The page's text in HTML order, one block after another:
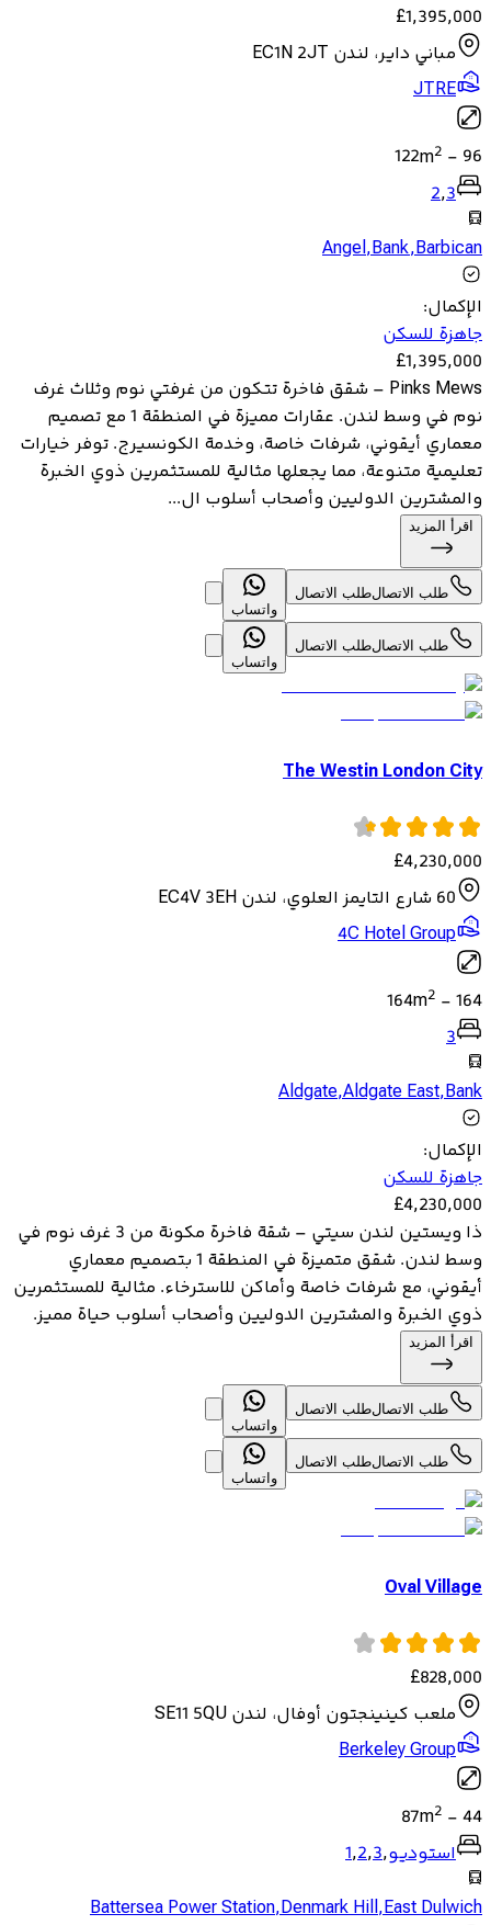
£1,395,000
مباني داير، لندن EC1N 2JT
JTRE
96
-
122m2
2,3
Angel,Bank,Barbican
الإكمال:
جاهزة للسكن
£1,395,000
Pinks Mews – شقق فاخرة تتكون من غرفتي نوم وثلاث غرف
نوم في وسط لندن. عقارات مميزة في المنطقة 1 مع تصميم
معماري أيقوني، شرفات خاصة، وخدمة الكونسيرج. توفر خيارات
تعليمية متنوعة، مما يجعلها مثالية للمستثمرين ذوي الخبرة
والمشترين الدوليين وأصحاب أسلوب ال...
اقرأ المزيد
طلب الاتصالطلب الاتصال
واتساب
طلب الاتصالطلب الاتصال
واتساب
The Westin London City
£4,230,000
60 شارع التايمز العلوي، لندن EC4V 3EH
4C Hotel Group
164
-
164m2
3
Aldgate,Aldgate East,Bank
الإكمال:
جاهزة للسكن
£4,230,000
ذا ويستين لندن سيتي – شقة فاخرة مكونة من 3 غرف نوم في
وسط لندن. شقق متميزة في المنطقة 1 بتصميم معماري
أيقوني، مع شرفات خاصة وأماكن للاسترخاء. مثالية للمستثمرين
ذوي الخبرة والمشترين الدوليين وأصحاب أسلوب حياة مميز.
اقرأ المزيد
طلب الاتصالطلب الاتصال
واتساب
طلب الاتصالطلب الاتصال
واتساب
Oval Village
£828,000
ملعب كينينجتون أوفال، لندن SE11 5QU
Berkeley Group
44
-
87m2
استوديو,
1,2,3
Battersea Power Station,Denmark Hill,East Dulwich